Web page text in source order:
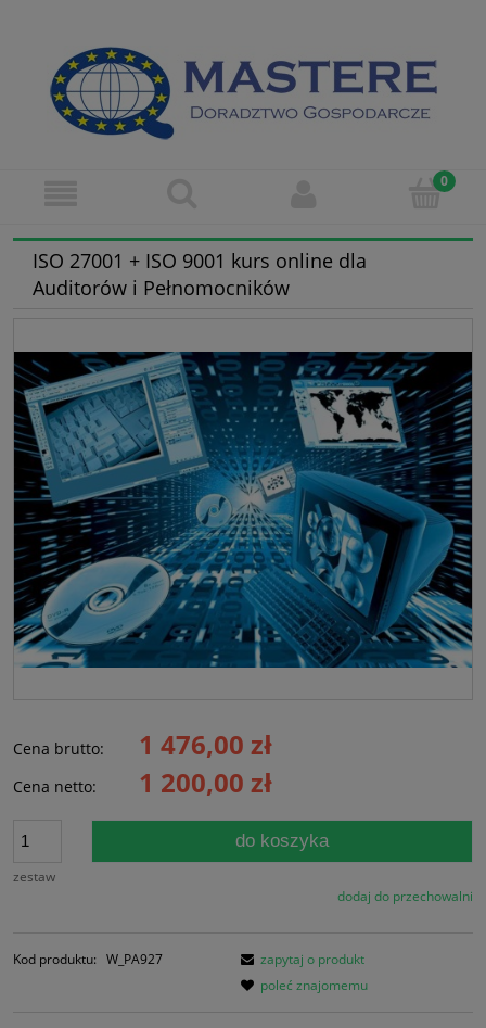
ISO 27001 + ISO 9001 kurs online dla
Auditorów i Pełnomocników
Cena brutto: 1 476,00 zł
Cena netto: 1 200,00 zł
zestaw
do koszyka
dodaj do przechowalni
Kod produktu: W_PA927
zapytaj o produkt
poleć znajomemu